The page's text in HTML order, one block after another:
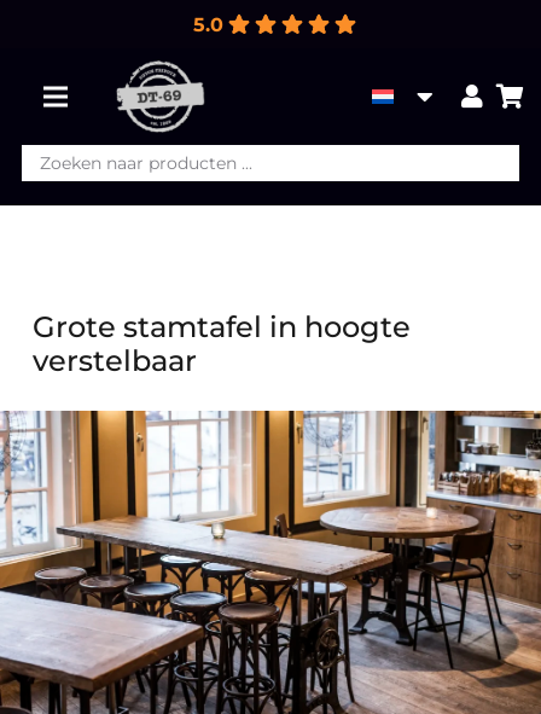
5.0
Producten
zoeken
Grote stamtafel in hoogte
verstelbaar